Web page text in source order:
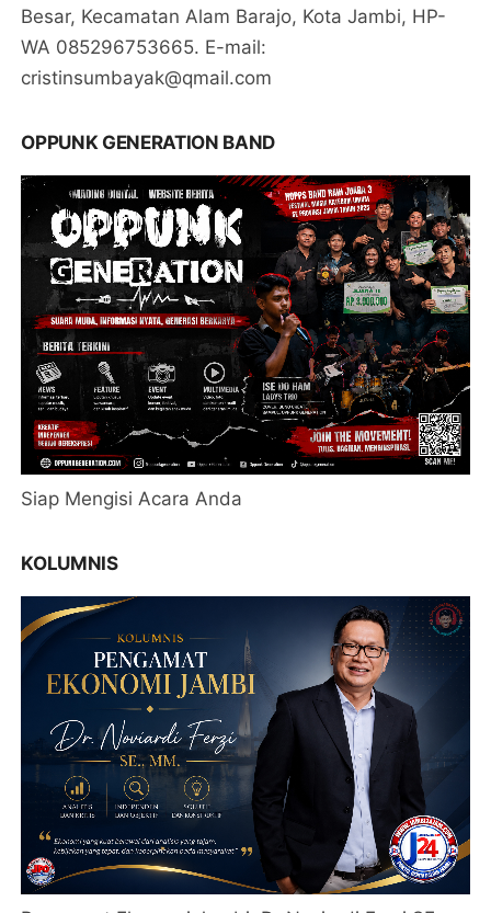
Besar, Kecamatan Alam Barajo, Kota Jambi, HP-
WA 085296753665. E-mail:
cristinsumbayak@qmail.com
OPPUNK GENERATION BAND
Siap Mengisi Acara Anda
KOLUMNIS